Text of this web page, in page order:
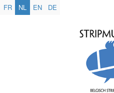
FR NL EN DE